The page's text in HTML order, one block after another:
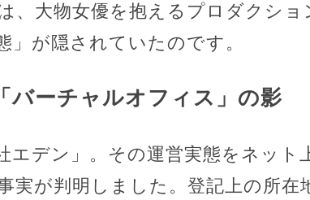
、大物女優を抱えるプロダクシ
」が隠されていたのです。
バーチャルオフィス」の影
エデン」。その運営実態をネット
実が判明しました。登記上の所在